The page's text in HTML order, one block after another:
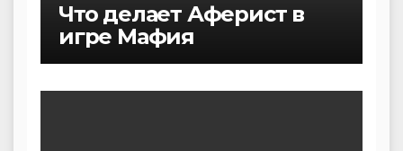
Что делает Аферист в
игре Мафия